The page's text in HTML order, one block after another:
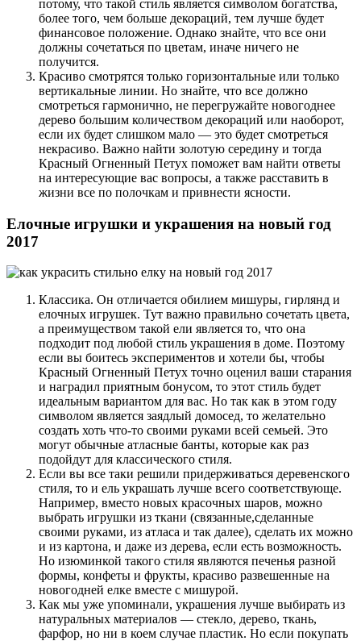
потому, что такой стиль является символом богатства,
более того, чем больше декораций, тем лучше будет
финансовое положение. Однако знайте, что все они
должны сочетаться по цветам, иначе ничего не
получится.
Красиво смотрятся только горизонтальные или только
вертикальные линии. Но знайте, что все должно
смотреться гармонично, не перегружайте новогоднее
дерево большим количеством декораций или наоборот,
если их будет слишком мало — это будет смотреться
некрасиво. Важно найти золотую середину и тогда
Красный Огненный Петух поможет вам найти ответы
на интересующие вас вопросы, а также расставить в
жизни все по полочкам и привнести ясности.
Елочные игрушки и украшения на новый год
2017
Классика. Он отличается обилием мишуры, гирлянд и
елочных игрушек. Тут важно правильно сочетать цвета,
а преимуществом такой ели является то, что она
подходит под любой стиль украшения в доме. Поэтому
если вы боитесь экспериментов и хотели бы, чтобы
Красный Огненный Петух точно оценил ваши старания
и наградил приятным бонусом, то этот стиль будет
идеальным вариантом для вас. Но так как в этом году
символом является заядлый домосед, то желательно
создать хоть что-то своими руками всей семьей. Это
могут обычные атласные банты, которые как раз
подойдут для классического стиля.
Если вы все таки решили придерживаться деревенского
стиля, то и ель украшать лучше всего соответствующе.
Например, вместо новых красочных шаров, можно
выбрать игрушки из ткани (связанные,сделанные
своими руками, из атласа и так далее), сделать их можно
и из картона, и даже из дерева, если есть возможность.
Но изюминкой такого стиля являются печенья разной
формы, конфеты и фрукты, красиво развешенные на
новогодней елке вместе с мишурой.
Как мы уже упоминали, украшения лучше выбирать из
натуральных материалов — стекло, дерево, ткань,
фарфор, но ни в коем случае пластик. Но если покупать